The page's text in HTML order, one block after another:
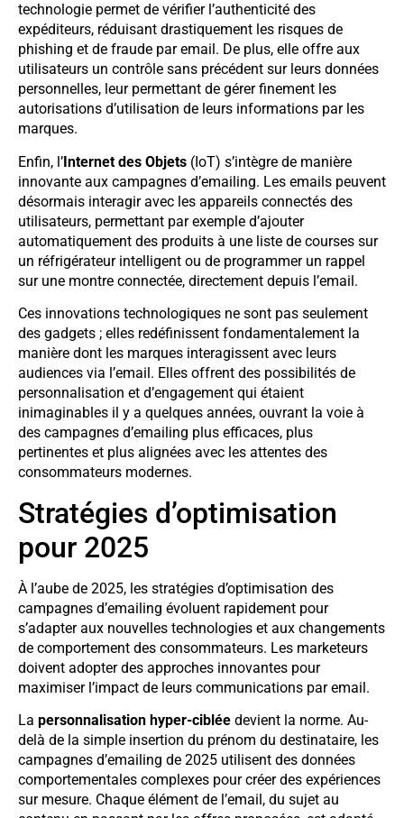
technologie permet de vérifier l’authenticité des
expéditeurs, réduisant drastiquement les risques de
phishing et de fraude par email. De plus, elle offre aux
utilisateurs un contrôle sans précédent sur leurs données
personnelles, leur permettant de gérer finement les
autorisations d’utilisation de leurs informations par les
marques.
Enfin, l’Internet des Objets (IoT) s’intègre de manière
innovante aux campagnes d’emailing. Les emails peuvent
désormais interagir avec les appareils connectés des
utilisateurs, permettant par exemple d’ajouter
automatiquement des produits à une liste de courses sur
un réfrigérateur intelligent ou de programmer un rappel
sur une montre connectée, directement depuis l’email.
Ces innovations technologiques ne sont pas seulement
des gadgets ; elles redéfinissent fondamentalement la
manière dont les marques interagissent avec leurs
audiences via l’email. Elles offrent des possibilités de
personnalisation et d’engagement qui étaient
inimaginables il y a quelques années, ouvrant la voie à
des campagnes d’emailing plus efficaces, plus
pertinentes et plus alignées avec les attentes des
consommateurs modernes.
Stratégies d’optimisation
pour 2025
À l’aube de 2025, les stratégies d’optimisation des
campagnes d’emailing évoluent rapidement pour
s’adapter aux nouvelles technologies et aux changements
de comportement des consommateurs. Les marketeurs
doivent adopter des approches innovantes pour
maximiser l’impact de leurs communications par email.
La personnalisation hyper-ciblée devient la norme. Au-
delà de la simple insertion du prénom du destinataire, les
campagnes d’emailing de 2025 utilisent des données
comportementales complexes pour créer des expériences
sur mesure. Chaque élément de l’email, du sujet au